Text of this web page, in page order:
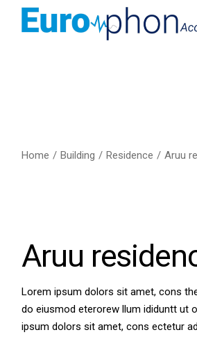
Home Building Residence Aruu
Aruu
Lorem ipsum dolors sit amet, cons
do eiusmod eterorew llum ididuntt ut
ipsum dolors sit amet, cons ectetur